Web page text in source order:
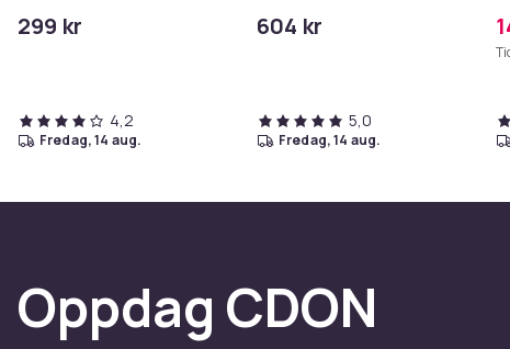
299 kr
4,2
fredag, 14 aug.
604 kr
5,0
fredag, 14 aug.
Oppdag CDON